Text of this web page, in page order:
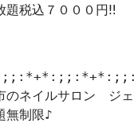
題税込７０００円‼︎
のネイルサロン ジ
無制限♪